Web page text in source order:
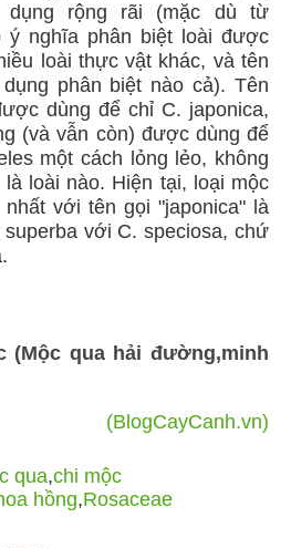
rộng rãi (mặc dù từ
ý nghĩa phân biệt loài được
loài thực vật khác, và tên
phân biệt nào cả). Tên
dùng để chỉ C. japonica,
(và vẫn còn) được dùng để
một cách lỏng lẻo, không
loài nào. Hiện tại, loại mộc
với tên gọi "japonica" là
với C. speciosa, chứ
(Mộc qua hải đường,minh
(BlogCayCanh.vn)
qua,chi mộc
hồng,Rosaceae